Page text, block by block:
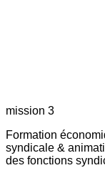
mission 3
Formation
syndicale &
des fonctions